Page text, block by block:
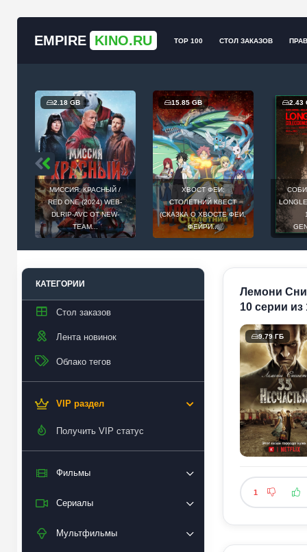
EMPIRE KINO.RU TOP 100 СТОЛ ЗАКАЗОВ
2.18 GB
МИССИЯ: КРАСНЫЙ /
RED ONE (2024) WEB-
DLRIP-AVC ОТ NEW-
TEAM...
15.85 GB
ХВОСТ ФЕИ:
СТОЛЕТНИЙ КВЕСТ
(СКАЗКА О ХВОСТЕ ФЕИ,
ФЕЙРИ...
2.43
КАТЕГОРИИ
Стол заказов
Лента новинок
Облако тегов
VIP раздел
Получить VIP статус
Фильмы
Сериалы
Мультфильмы
Лемони
10 серии из
9.79 ГБ
1